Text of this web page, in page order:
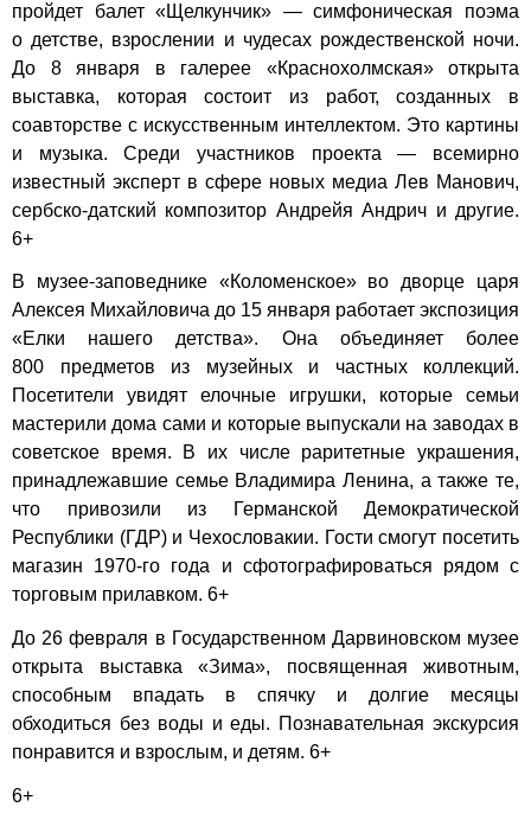
пройдет балет «Щелкунчик» — симфоническая поэма
о детстве, взрослении и чудесах рождественской ночи.
До 8 января в галерее «Краснохолмская» открыта
выставка, которая состоит из работ, созданных в
соавторстве с искусственным интеллектом. Это картины
и музыка. Среди участников проекта — всемирно
известный эксперт в сфере новых медиа Лев Манович,
сербско-датский композитор Андрейя Андрич и другие.
6+
В музее-заповеднике «Коломенское» во дворце царя
Алексея Михайловича до 15 января работает экспозиция
«Елки нашего детства». Она объединяет более
800 предметов из музейных и частных коллекций.
Посетители увидят елочные игрушки, которые семьи
мастерили дома сами и которые выпускали на заводах в
советское время. В их числе раритетные украшения,
принадлежавшие семье Владимира Ленина, а также те,
что привозили из Германской Демократической
Республики (ГДР) и Чехословакии. Гости смогут посетить
магазин 1970-го года и сфотографироваться рядом с
торговым прилавком. 6+
До 26 февраля в Государственном Дарвиновском музее
открыта выставка «Зима», посвященная животным,
способным впадать в спячку и долгие месяцы
обходиться без воды и еды. Познавательная экскурсия
понравится и взрослым, и детям. 6+
6+